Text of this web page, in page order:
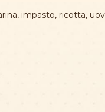
, impasto, ricotta,